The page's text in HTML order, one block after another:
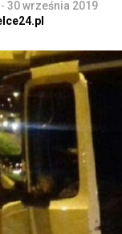
- 30 września 2019